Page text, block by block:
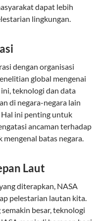
dapat lebih
lingkungan.
dengan organisasi
global mengenai
teknologi dan data
di negara-negara lain
ini penting untuk
ancaman terhadap
batas negara.
Laut
diterapkan, NASA
pelestarian lautan kita.
besar, teknologi